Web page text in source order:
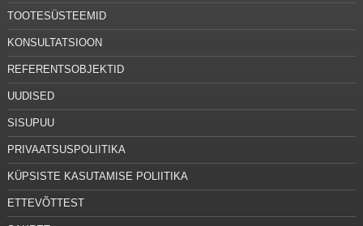
TOOTESÜSTEEMID
KONSULTATSIOON
REFERENTSOBJEKTID
UUDISED
SISUPUU
PRIVAATSUSPOLIITIKA
KÜPSISTE KASUTAMISE POLIITIKA
ETTEVÕTTEST